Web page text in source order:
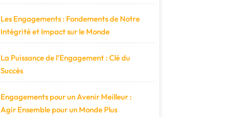
Les Engagements : Fondements de Notre
Intégrité et Impact sur le Monde
La Puissance de l’Engagement : Clé du
Succès
Engagements pour un Avenir Meilleur :
Agir Ensemble pour un Monde Plus